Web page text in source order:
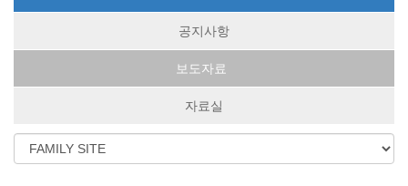
공지사항
보도자료
자료실